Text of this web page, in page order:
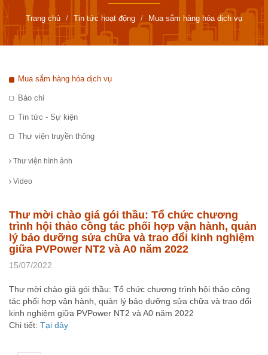
Trang chủ Tin tức hoạt động Mua sắm hàng hóa dịch vụ
Mua sắm hàng hóa dịch vụ
Báo chí
Tin tức - Sự kiện
Thư viện truyền thông
Thư viện hình ảnh
Video
Thư mời chào giá gói thầu: Tổ chức chương
trình hội thảo công tác phối hợp vận hành, quản
lý bảo dưỡng sửa chữa và trao đổi kinh nghiệm
giữa PVPower NT2 và A0 năm 2022
15/07/2022
Thư mời chào giá gói thầu: Tổ chức chương trình hội thảo công
tác phối hợp vận hành, quản lý bảo dưỡng sửa chữa và trao đổi
kinh nghiệm giữa PVPower NT2 và A0 năm 2022
Chi tiết: Tại đây